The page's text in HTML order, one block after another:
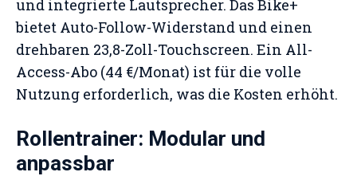
und integrierte Lautsprecher. Das Bike+
bietet Auto-Follow-Widerstand und einen
drehbaren 23,8-Zoll-Touchscreen. Ein All-
Access-Abo (44 €/Monat) ist für die volle
Nutzung erforderlich, was die Kosten erhöht.
Rollentrainer: Modular und
anpassbar